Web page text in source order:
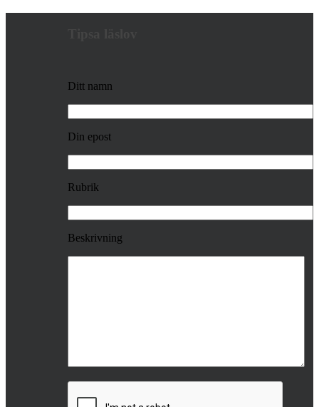
Ditt namn
Din epost
Rubrik
Beskrivning